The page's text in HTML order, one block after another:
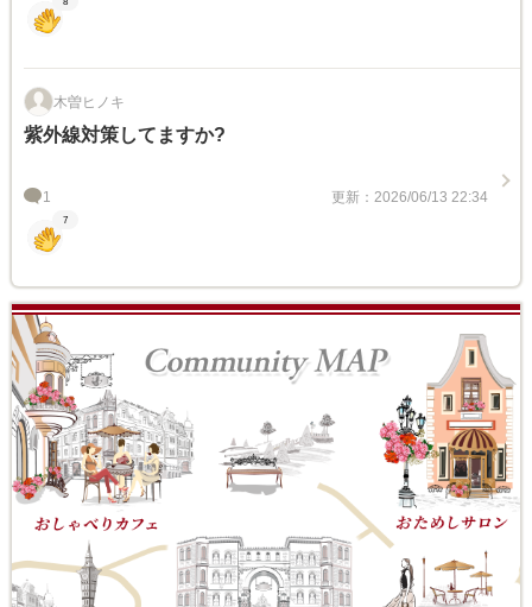
木曽ヒノキ
紫外線対策してますか?
1 更新：2026/06/13 22:34
7